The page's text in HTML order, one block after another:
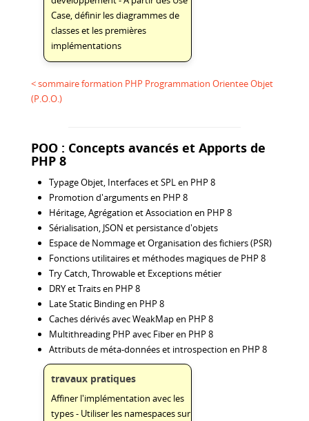
Case, définir les diagrammes de
classes et les premières
implémentations
< sommaire formation PHP Programmation Orientee Objet
(P.O.O.)
POO : Concepts avancés et Apports de
PHP 8
Typage Objet, Interfaces et SPL en PHP 8
Promotion d'arguments en PHP 8
Héritage, Agrégation et Association en PHP 8
Sérialisation, JSON et persistance d'objets
Espace de Nommage et Organisation des fichiers (PSR)
Fonctions utilitaires et méthodes magiques de PHP 8
Try Catch, Throwable et Exceptions métier
DRY et Traits en PHP 8
Late Static Binding en PHP 8
Caches dérivés avec WeakMap en PHP 8
Multithreading PHP avec Fiber en PHP 8
Attributs de méta-données et introspection en PHP 8
travaux pratiques
Affiner l'implémentation avec les
types - Utiliser les namespaces sur